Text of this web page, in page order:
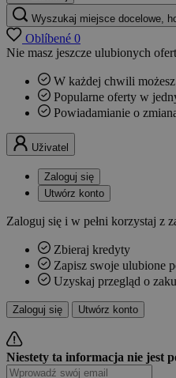
Wyszukaj miejsce docelowe,
Oblíbené 0
Nie masz jeszcze ulubionych
W każdej chwili
Popularne oferty w
Powiadamianie o
Uživatel
Zaloguj się
Utwórz konto
Zaloguj się i w pełni korzystaj z
Zbieraj kredyty
Zapisz swoje ulubione
Uzyskaj przegląd o
Zaloguj się Utwórz konto
Niestety ta informacja nie jest